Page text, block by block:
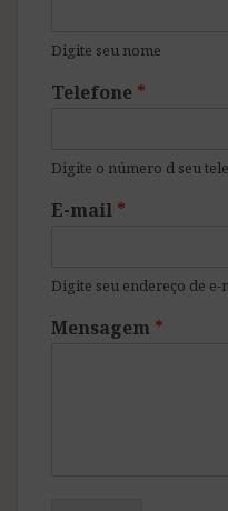
Digite seu nome
Telefone *
Digite o número d seu
E-mail *
Digite seu endereço de e-
Mensagem *